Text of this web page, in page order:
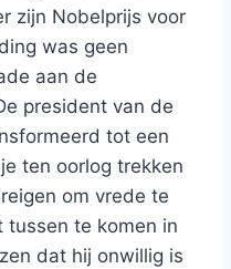
zijn Nobelprijs voor
was geen
aan de
president van de
tot een
ten oorlog trekken
om vrede te
tussen te komen in
dat hij onwillig is